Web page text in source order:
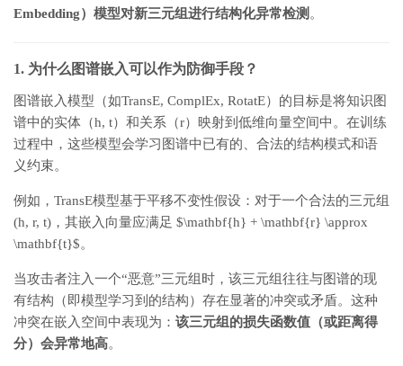
Embedding）模型对新三元组进行结构化异常检测 。
1. 为什么图谱嵌入可以作为防御手段？
图谱嵌入模型（如TransE, ComplEx, RotatE）的目标是将知识图
谱中的实体（h, t）和关系（r）映射到低维向量空间中。在训练
过程中，这些模型会学习图谱中已有的、合法的结构模式和语
义约束。
例如，TransE模型基于平移不变性假设：对于一个合法的三元组
(h, r, t)，其嵌入向量应满足 $\mathbf{h} + \mathbf{r} \approx
\mathbf{t}$。
当攻击者注入一个“恶意”三元组时，该三元组往往与图谱的现
有结构（即模型学习到的结构）存在显著的冲突或矛盾。这种
冲突在嵌入空间中表现为： 该三元组的损失函数值（或距离得
分）会异常地高。